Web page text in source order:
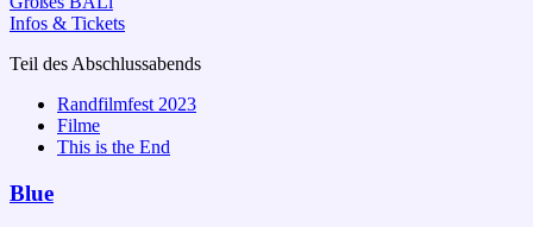
Infos & Tickets
Teil des Abschlussabends
Randfilmfest 2023
Filme
This is the End
Blue